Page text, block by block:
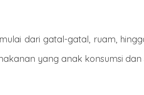
dari gatal-gatal, ruam,
yang anak konsumsi